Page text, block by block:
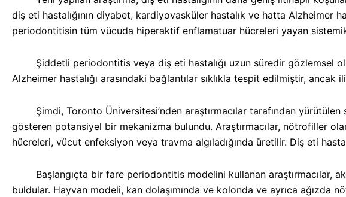
diş eti hastalığının diyabet, kardiyovasküler hastalık ve hatta Alzheimer
periodontitisin tüm vücuda hiperaktif enflamatuar hücreleri yayan
Şiddetli periodontitis veya diş eti hastalığı uzun süredir gözlemsel
Alzheimer hastalığı arasındaki bağlantılar sıklıkla tespit edilmiştir,
Şimdi, Toronto Üniversitesi’nden araştırmacılar tarafından yürütülen
gösteren potansiyel bir mekanizma bulundu. Araştırmacılar, nötrofiller
hücreleri, vücut enfeksiyon veya travma algıladığında üretilir. Diş eti
Başlangıçta bir fare periodontitis modelini kullanan araştırmacılar,
buldular. Hayvan modeli, kan dolaşımında ve kolonda ve ayrıca ağızda